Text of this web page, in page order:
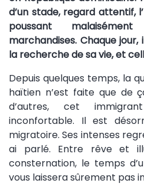
d’un stade, regard attentif,
poussant
marchandises. Chaque
la recherche de sa vie, et
Depuis quelques temps, la
haïtien n’est faite que de
d’autres, cet
inconfortable. Il est
migratoire. Ses intenses
ai parlé. Entre rêve et
consternation, le temps
vous laissera sûrement pas